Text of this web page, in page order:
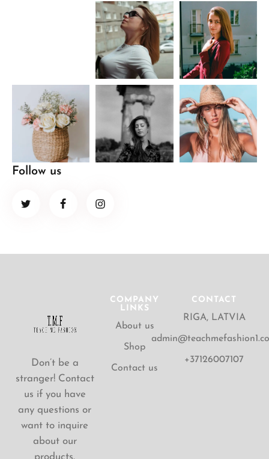
Follow us
Don’t be a
stranger! Contact
us if you have
any questions or
want to inquire
about our
COMPANY
LINKS
About us
Shop
Contact us
CONTACT
RIGA, LATVIA
+37126007107